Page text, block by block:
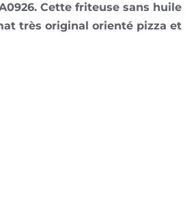
Cette friteuse sans huile
très original orienté pizza et